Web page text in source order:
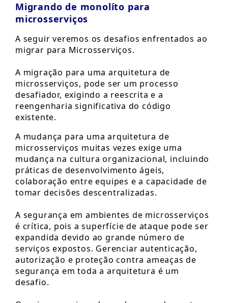
Migrando de monolíto para
microsserviços
A seguir veremos os desafios enfrentados ao
migrar para Microsserviços.
A migração para uma arquitetura de
microsserviços, pode ser um processo
desafiador, exigindo a reescrita e a
reengenharia significativa do código
existente.
A mudança para uma arquitetura de
microsserviços muitas vezes exige uma
mudança na cultura organizacional, incluindo
práticas de desenvolvimento ágeis,
colaboração entre equipes e a capacidade de
tomar decisões descentralizadas.
A segurança em ambientes de microsserviços
é crítica, pois a superfície de ataque pode ser
expandida devido ao grande número de
serviços expostos. Gerenciar autenticação,
autorização e proteção contra ameaças de
segurança em toda a arquitetura é um
desafio.